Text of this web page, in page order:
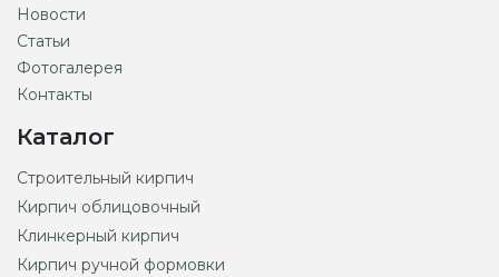
Новости
Статьи
Фотогалерея
Контакты
Каталог
Строительный кирпич
Кирпич облицовочный
Клинкерный кирпич
Кирпич ручной формовки